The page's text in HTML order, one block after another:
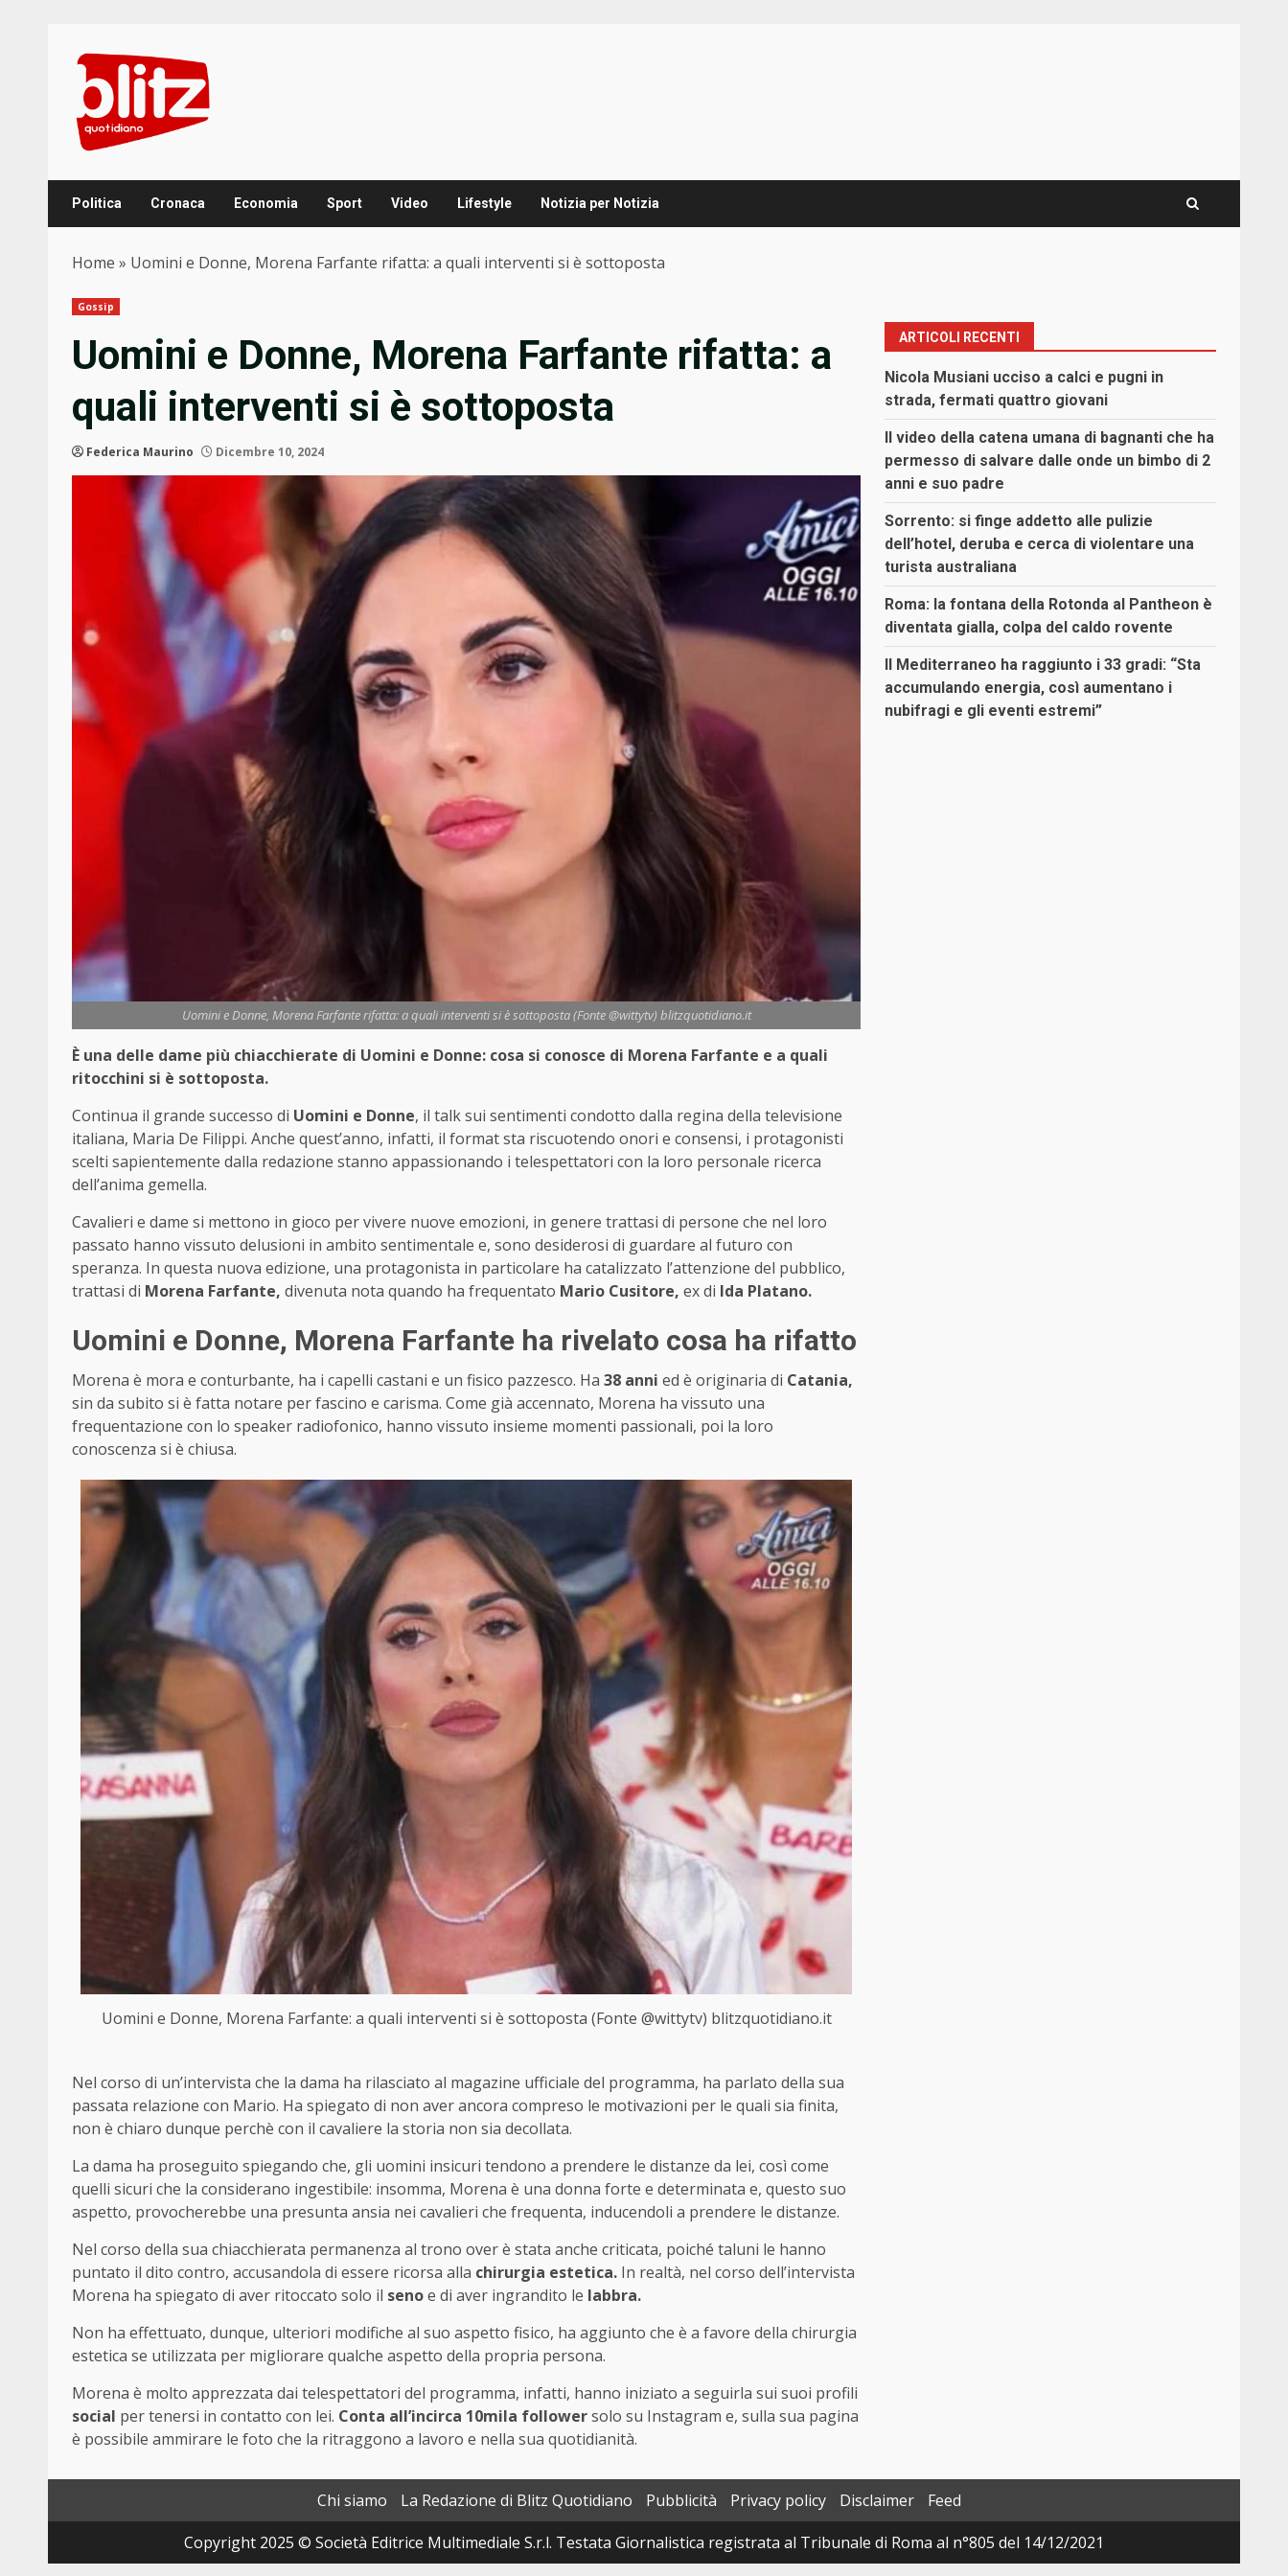
content
Politica Cronaca Economia Sport Video Lifestyle Notizia per Notizia
Home » Uomini e Donne, Morena Farfante rifatta: a quali interventi si è sottoposta
Gossip
Uomini e Donne, Morena Farfante rifatta: a
quali interventi si è sottoposta
Federica Maurino Dicembre 10, 2024
Uomini e Donne, Morena Farfante rifatta: a quali interventi si è sottoposta (Fonte @wittytv) blitzquotidiano.it
È una delle dame più chiacchierate di Uomini e Donne: cosa si conosce di Morena Farfante e a quali
ritocchini si è sottoposta.
Continua il grande successo di Uomini e Donne, il talk sui sentimenti condotto dalla regina della televisione
italiana, Maria De Filippi. Anche quest’anno, infatti, il format sta riscuotendo onori e consensi, i protagonisti
scelti sapientemente dalla redazione stanno appassionando i telespettatori con la loro personale ricerca
dell’anima gemella.
Cavalieri e dame si mettono in gioco per vivere nuove emozioni, in genere trattasi di persone che nel loro
passato hanno vissuto delusioni in ambito sentimentale e, sono desiderosi di guardare al futuro con
speranza. In questa nuova edizione, una protagonista in particolare ha catalizzato l’attenzione del pubblico,
trattasi di Morena Farfante, divenuta nota quando ha frequentato Mario Cusitore, ex di Ida Platano.
Uomini e Donne, Morena Farfante ha rivelato cosa ha rifatto
Morena è mora e conturbante, ha i capelli castani e un fisico pazzesco. Ha 38 anni ed è originaria di Catania,
sin da subito si è fatta notare per fascino e carisma. Come già accennato, Morena ha vissuto una
frequentazione con lo speaker radiofonico, hanno vissuto insieme momenti passionali, poi la loro
conoscenza si è chiusa.
Uomini e Donne, Morena Farfante: a quali interventi si è sottoposta (Fonte @wittytv) blitzquotidiano.it
Nel corso di un’intervista che la dama ha rilasciato al magazine ufficiale del programma, ha parlato della sua
passata relazione con Mario. Ha spiegato di non aver ancora compreso le motivazioni per le quali sia finita,
non è chiaro dunque perchè con il cavaliere la storia non sia decollata.
La dama ha proseguito spiegando che, gli uomini insicuri tendono a prendere le distanze da lei, così come
quelli sicuri che la considerano ingestibile: insomma, Morena è una donna forte e determinata e, questo suo
aspetto, provocherebbe una presunta ansia nei cavalieri che frequenta, inducendoli a prendere le distanze.
Nel corso della sua chiacchierata permanenza al trono over è stata anche criticata, poiché taluni le hanno
puntato il dito contro, accusandola di essere ricorsa alla chirurgia estetica. In realtà, nel corso dell’intervista
Morena ha spiegato di aver ritoccato solo il senoe di aver ingrandito le labbra.
Non ha effettuato, dunque, ulteriori modifiche al suo aspetto fisico, ha aggiunto che è a favore della chirurgia
estetica se utilizzata per migliorare qualche aspetto della propria persona.
Morena è molto apprezzata dai telespettatori del programma, infatti, hanno iniziato a seguirla sui suoi profili
social per tenersi in contatto con lei. Conta all’incirca 10mila followersolo su Instagram e, sulla sua pagina
è possibile ammirare le foto che la ritraggono a lavoro e nella sua quotidianità.
ARTICOLI RECENTI
Nicola Musiani ucciso a calci e pugni in
strada, fermati quattro giovani
Il video della catena umana di bagnanti che ha
permesso di salvare dalle onde un bimbo di 2
anni e suo padre
Sorrento: si finge addetto alle pulizie
dell’hotel, deruba e cerca di violentare una
turista australiana
Roma: la fontana della Rotonda al Pantheon è
diventata gialla, colpa del caldo rovente
Il Mediterraneo ha raggiunto i 33 gradi: “Sta
accumulando energia, così aumentano i
nubifragi e gli eventi estremi”
Chi siamo La Redazione di Blitz Quotidiano Pubblicità Privacy policy Disclaimer
Feed
Copyright 2025 © Società Editrice Multimediale S.r.l. Testata Giornalistica registrata al Tribunale di Roma al n°805 del 14/12/2021